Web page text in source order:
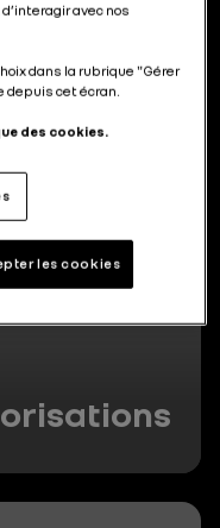
avec nos
dans la rubrique "Gérer
depuis cet écran.
des cookies.
les cookies